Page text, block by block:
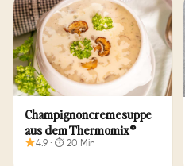
Champignoncremesuppe
aus dem Thermomix®
4.9 · ⏱ 20 Min